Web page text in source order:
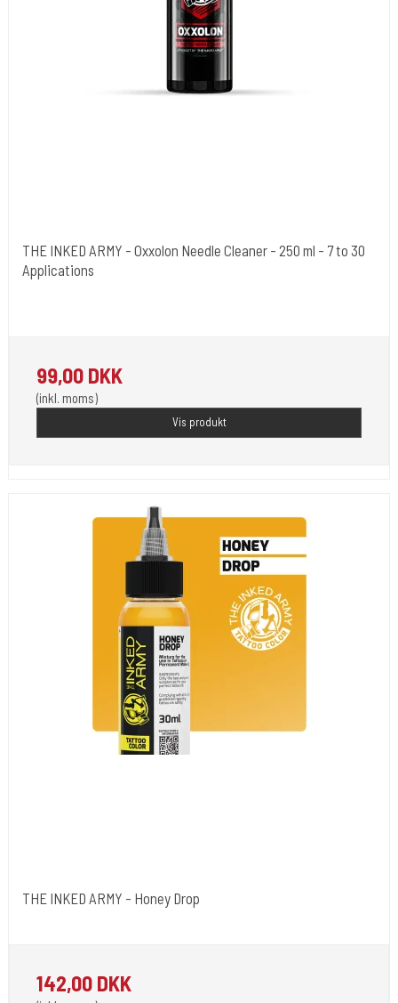
THE INKED ARMY - Oxxolon Needle Cleaner - 250 ml - 7 to 30
Applications
99,00 DKK
(inkl. moms)
Vis produkt
THE INKED ARMY - Honey Drop
142,00 DKK